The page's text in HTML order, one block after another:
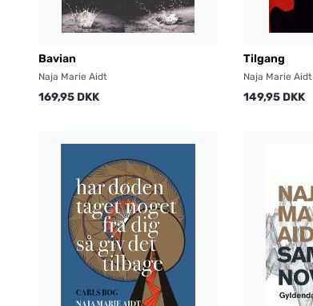
Bavian
Naja Marie Aidt
169,95 DKK
Tilgang
Naja Marie Aidt
149,95 DKK